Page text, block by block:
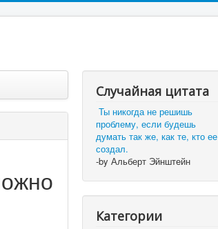
Случайная цитата
Ты никогда не решишь
проблему, если будешь
думать так же, как те, кто ее
создал.
-by Альберт Эйнштейн
Категории